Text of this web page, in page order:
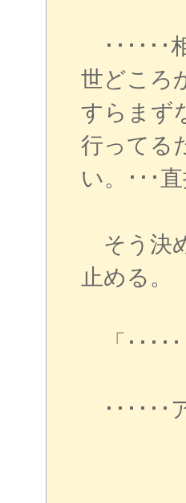
･･････
世どころ
すらまず
行ってる
い。･･･
そう決
止める。
「･････
･･････